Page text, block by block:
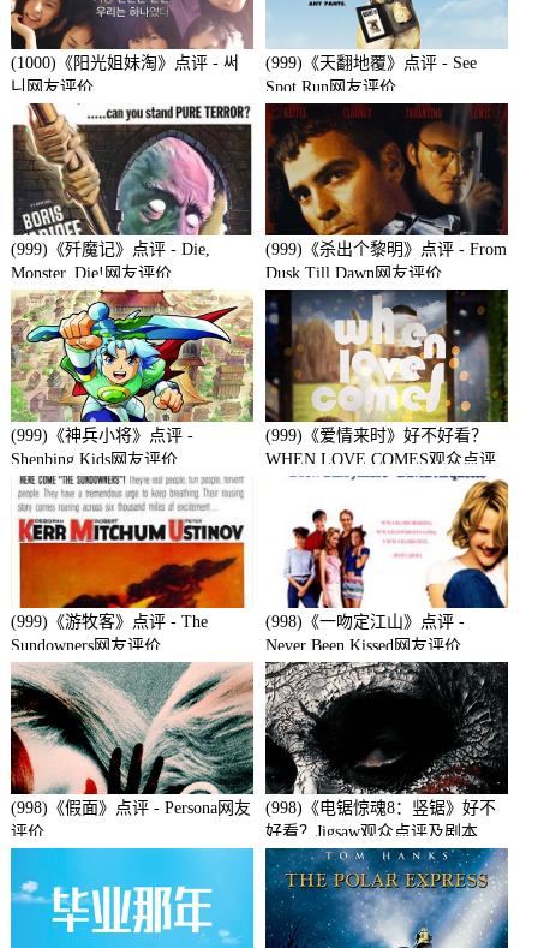
(1000)《阳光姐妹淘》点评 - 써
니网友评价
(999)《天翻地覆》点评 - See
Spot Run网友评价
(999)《歼魔记》点评 - Die,
Monster, Die!网友评价
(999)《杀出个黎明》点评 - From
Dusk Till Dawn网友评价
(999)《神兵小将》点评 -
Shenbing Kids网友评价
(999)《爱情来时》好不好看？
WHEN LOVE COMES观众点评
(999)《游牧客》点评 - The
Sundowners网友评价
(998)《一吻定江山》点评 -
Never Been Kissed网友评价
(998)《假面》点评 - Persona网友
评价
(998)《电锯惊魂8：竖锯》好不
好看？Jigsaw观众点评及剧本